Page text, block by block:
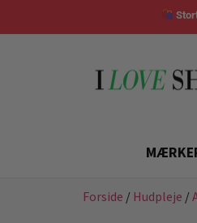
Forside / Hudpleje /